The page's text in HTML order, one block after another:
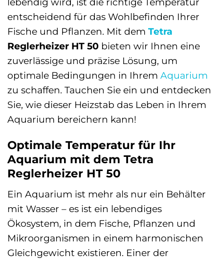
entscheidend für das Wohlbefinden Ihrer
Fische und Pflanzen. Mit dem Tetra
Reglerheizer HT 50 bieten wir Ihnen eine
zuverlässige und präzise Lösung, um
optimale Bedingungen in Ihrem Aquarium
zu schaffen. Tauchen Sie ein und entdecken
Sie, wie dieser Heizstab das Leben in Ihrem
Aquarium bereichern kann!
Optimale Temperatur für Ihr
Aquarium mit dem Tetra
Reglerheizer HT 50
Ein Aquarium ist mehr als nur ein Behälter
mit Wasser – es ist ein lebendiges
Ökosystem, in dem Fische, Pflanzen und
Mikroorganismen in einem harmonischen
Gleichgewicht existieren. Einer der